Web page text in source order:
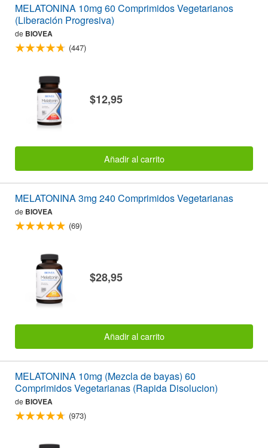
MELATONINA 10mg 60 Comprimidos Vegetarianos
(Liberación Progresiva)
de BIOVEA
(447)
$12,95
Añadir al carrito
MELATONINA 3mg 240 Comprimidos Vegetarianas
de BIOVEA
(69)
$28,95
Añadir al carrito
MELATONINA 10mg (Mezcla de bayas) 60
Comprimidos Vegetarianas (Rapida Disolucion)
de BIOVEA
(973)